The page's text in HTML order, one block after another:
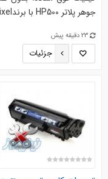
جوهر پلاتر HP500 با برندPixel در کیفیت و قیمت رغیب ندارد. ...
23 دقیقه پیش
جزئیات